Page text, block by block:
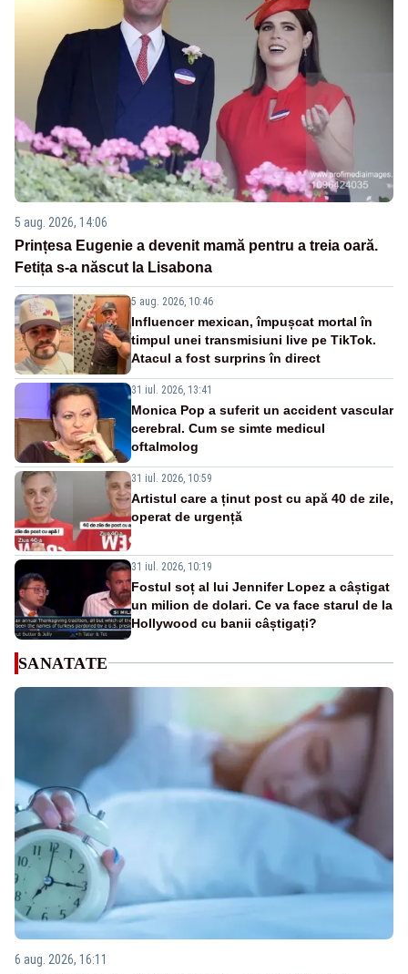
5 aug. 2026, 14:06
Prințesa Eugenie a devenit mamă pentru a treia oară.
Fetița s-a născut la Lisabona
5 aug. 2026, 10:46
Influencer mexican, împușcat mortal în
timpul unei transmisiuni live pe TikTok.
Atacul a fost surprins în direct
31 iul. 2026, 13:41
Monica Pop a suferit un accident vascular
cerebral. Cum se simte medicul
oftalmolog
31 iul. 2026, 10:59
Artistul care a ținut post cu apă 40 de zile,
operat de urgență
31 iul. 2026, 10:19
Fostul soț al lui Jennifer Lopez a câștigat
un milion de dolari. Ce va face starul de la
Hollywood cu banii câștigați?
SANATATE
6 aug. 2026, 16:11